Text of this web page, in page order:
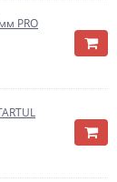
PRO